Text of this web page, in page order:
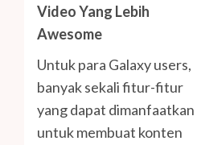
Video Yang Lebih
Awesome
Untuk para Galaxy users,
banyak sekali fitur-fitur
yang dapat dimanfaatkan
untuk membuat konten